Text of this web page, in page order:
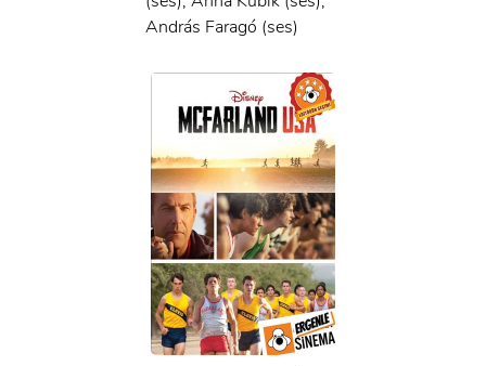
András Faragó (ses)